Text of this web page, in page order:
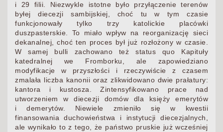
i 29 filii. Niezwykle istotne było przyłączenie terenów
byłej diecezji sambijskiej, choć tu w tym czasie
funkcjonowały tylko trzy katolickie placówki
duszpasterskie. To miało wpływ na reorganizację sieci
dekanalnej, choć ten proces był już rozłożony w czasie.
W samej bulli zachowano też status quo Kapituły
katedralnej we Fromborku, ale zapowiedziano
modyfikacje w przyszłości i rzeczywiście z czasem
zmalała liczba kanonii oraz zlikwidowano dwie prałatury:
kantora i kustosza. Zintensyfikowano prace nad
utworzeniem w diecezji domów dla księży emerytów
i demerytów. Niewiele zmieniło się w kwestii
finansowania duchowieństwa i instytucji diecezjalnych,
ale wynikało to z tego, że państwo pruskie już wcześniej